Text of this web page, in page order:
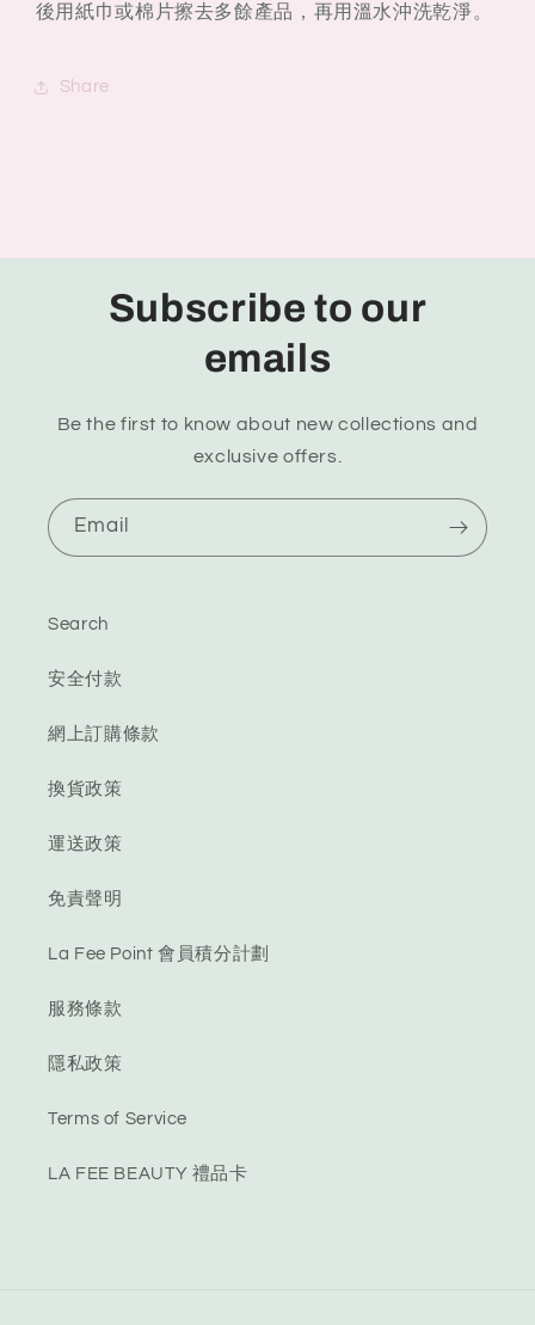
後用紙巾或棉片擦去多餘產品，再用溫水沖洗乾淨。
Share
Subscribe to our
emails
Be the first to know about new collections and
exclusive offers.
Email
Search
安全付款
網上訂購條款
換貨政策
運送政策
免責聲明
La Fee Point 會員積分計劃
服務條款
隱私政策
Terms of Service
LA FEE BEAUTY 禮品卡